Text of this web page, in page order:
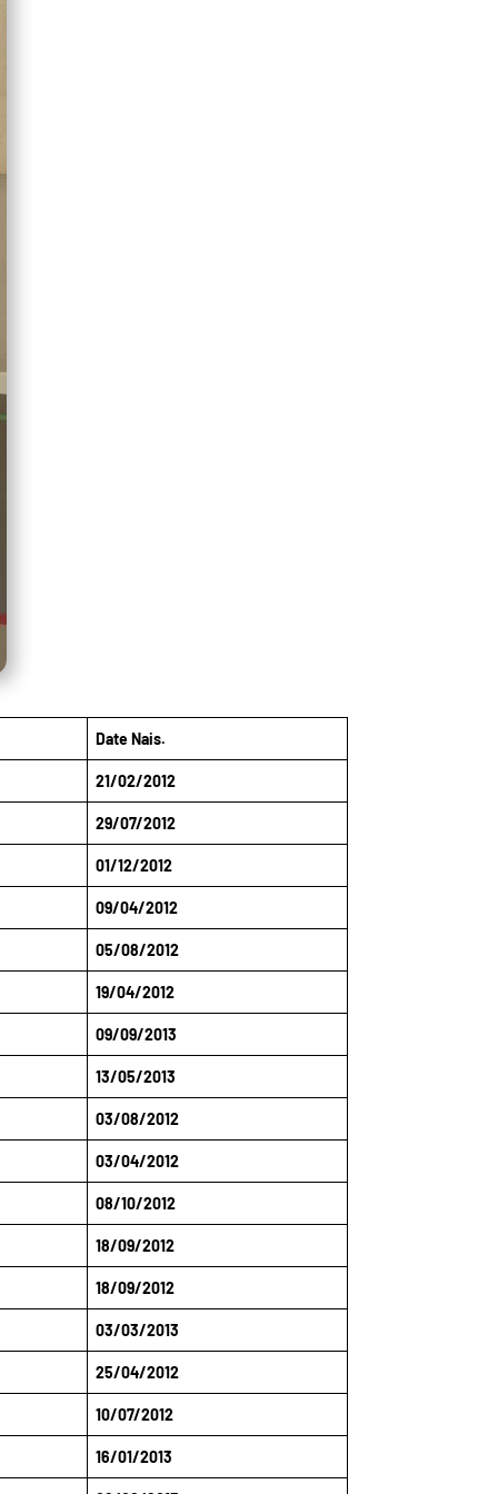
Date Nais.
21/02/2012
29/07/2012
01/12/2012
09/04/2012
05/08/2012
19/04/2012
09/09/2013
13/05/2013
03/08/2012
03/04/2012
08/10/2012
18/09/2012
18/09/2012
03/03/2013
25/04/2012
10/07/2012
16/01/2013